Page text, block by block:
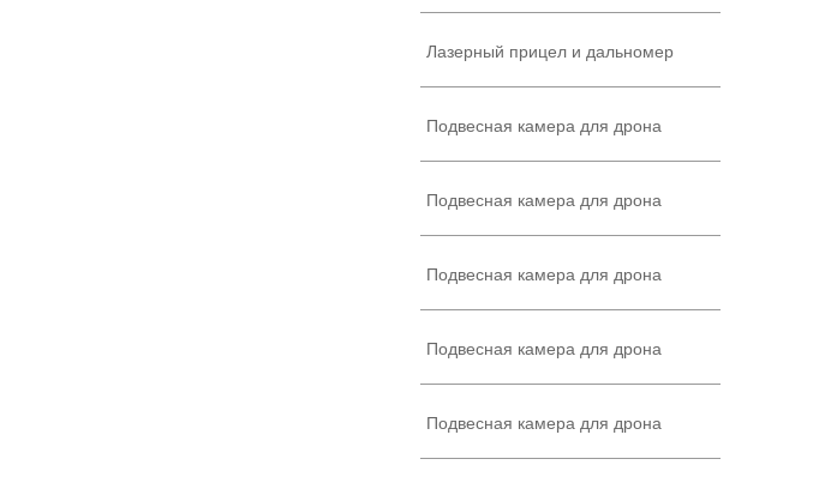
Лазерный прицел и дальномер
Подвесная камера для дрона
Подвесная камера для дрона
Подвесная камера для дрона
Подвесная камера для дрона
Подвесная камера для дрона